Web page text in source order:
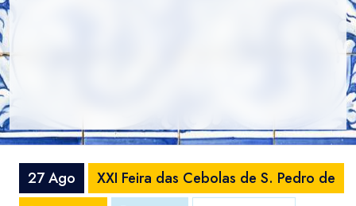
27 Ago
XXI Feira das Cebolas de S. Pedro de